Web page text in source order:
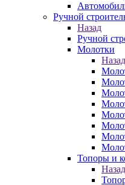
Ручной
Назад
Ручной
Молотки
Назад
Топоры и
Назад